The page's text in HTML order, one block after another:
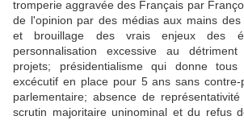
tromperie aggravée des Français par
de l'opinion par des médias aux mains des
et brouillage des vrais enjeux des
personnalisation excessive au
projets; présidentialisme qui donne
excécutif en place pour 5 ans sans contre-
parlementaire; absence de
scrutin majoritaire uninominal et du refus